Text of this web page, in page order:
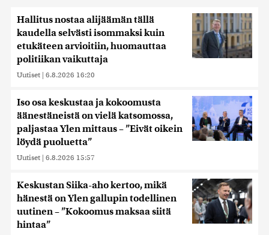
Hallitus nostaa alijäämän tällä
kaudella selvästi isommaksi kuin
etukäteen arvioitiin, huomauttaa
politiikan vaikuttaja
Uutiset | 6.8.2026 16:20
Iso osa keskustaa ja kokoomusta
äänestäneistä on vielä katsomossa,
paljastaa Ylen mittaus – ”Eivät oikein
löydä puoluetta”
Uutiset | 6.8.2026 15:57
Keskustan Siika-aho kertoo, mikä
hänestä on Ylen gallupin todellinen
uutinen – ”Kokoomus maksaa siitä
hintaa”